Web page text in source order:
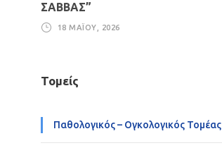
ΣΑΒΒΑΣ”
18 ΜΑΪ́ΟΥ, 2026
Τομείς
Παθολογικός – Ογκολογικός Τομέας